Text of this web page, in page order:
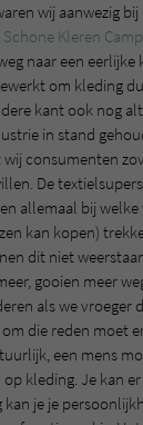
wij aanwezig
Schone Kleren
naar een eerlijke
om kleding
kant ook nog
in stand
consumenten
De
allemaal bij
kan kopen)
dit niet
gooien meer
als we vroeger
die reden moet
een mens
kleding. Je kan
je je